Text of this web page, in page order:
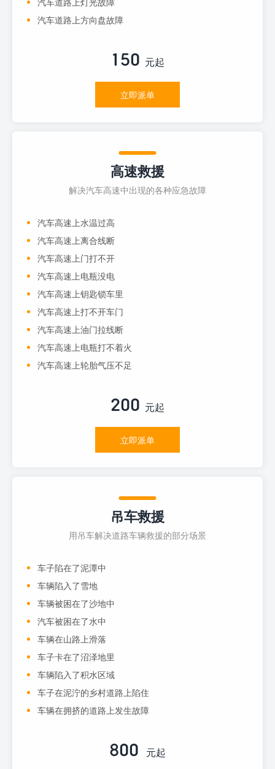
汽车道路上灯光故障
汽车道路上方向盘故障
150 元起
立即派单
高速救援
解决汽车高速中出现的各种应急故障
汽车高速上水温过高
汽车高速上离合线断
汽车高速上门打不开
汽车高速上电瓶没电
汽车高速上钥匙锁车里
汽车高速上打不开车门
汽车高速上油门拉线断
汽车高速上电瓶打不着火
汽车高速上轮胎气压不足
200 元起
立即派单
吊车救援
用吊车解决道路车辆救援的部分场景
车子陷在了泥潭中
车辆陷入了雪地
车辆被困在了沙地中
汽车被困在了水中
车辆在山路上滑落
车子卡在了沼泽地里
车辆陷入了积水区域
车子在泥泞的乡村道路上陷住
车辆在拥挤的道路上发生故障
800 元起